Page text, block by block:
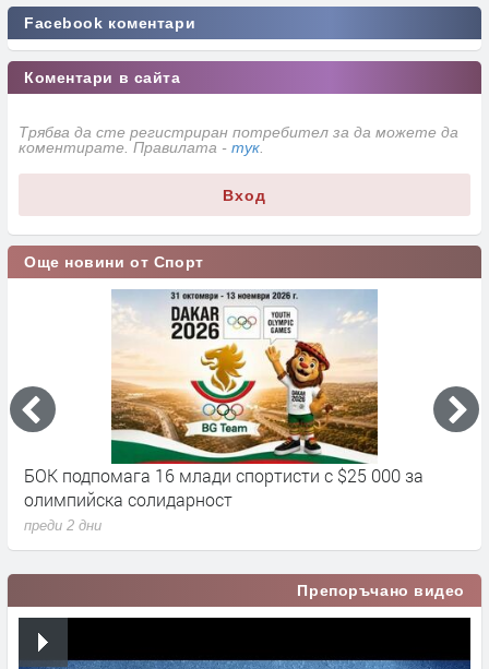
Facebook коментари
Коментари в сайта
Трябва да сте регистриран потребител за да можете да
коментирате. Правилата - тук
Вход
Още новини от Спорт
БОК подпомага 16 млади спортисти с $25 000 за
олимпийска солидарност
преди 2 дни
Препоръчано видео